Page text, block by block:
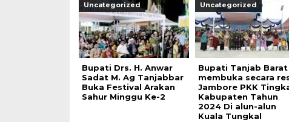
Uncategorized
Bupati Drs. H. Anwar
Sadat M. Ag Tanjabbar
Buka Festival Arakan
Sahur Minggu Ke-2
Uncategorized
Bupati Tanjab Barat
membuka secara
Jambore PKK
Kabupaten Tahun
2024 Di alun-alun
Kuala Tungkal